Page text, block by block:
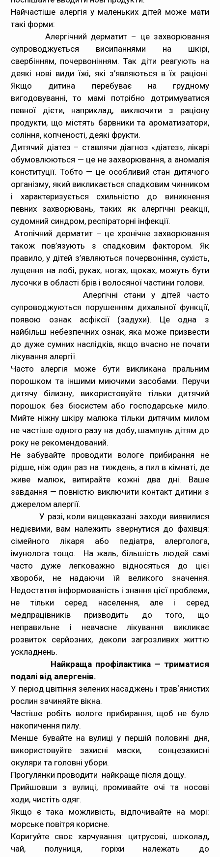
Найчастіше алергія у маленьких дітей може мати
такі форми:
Алергічний дерматит – це захворювання
супроводжується висипаннями на шкірі,
свербінням, почервонінням. Так діти реагують на
деякі нові види їжі, які з’являються в їх раціоні.
Якщо дитина перебуває на грудному
вигодовуванні, то мамі потрібно дотримуватися
певної дієти, наприклад, виключити з раціону
продукти, що містять барвники та ароматизатори,
соління, копченості, деякі фрукти.
Дитячий діатез – ставлячи діагноз «діатез», лікарі
обумовлюються — це не захворювання, а аномалія
конституції. Тобто — це особливий стан дитячого
організму, який викликається спадковим чинником
і характеризується схильністю до виникнення
певних захворювань, таких як алергічні реакції,
судомний синдром, респіраторні інфекції.
Атопічний дерматит– це хронічне захворювання
також пов’язують з спадковим фактором. Як
правило, у дітей з’являються почервоніння, сухість,
лущення на лобі, руках, ногах, щоках, можуть бути
лусочки в області брів і волосяної частини голови.
Алергічні стани у дітей часто
супроводжуються порушенням дихальної функції,
появою ознак асфіксії (задухи). Це одна з
найбільш небезпечних ознак, яка може призвести
до дуже сумних наслідків, якщо вчасно не почати
лікування алергії.
Часто алергія може бути викликана пральним
порошком та іншими миючими засобами. Перучи
дитячу білизну, використовуйте тільки дитячий
порошок без біосистем або господарське мило.
Мийте ніжну шкіру малюка тільки дитячим милом
не частіше одного разу на добу, шампунь дітям до
року не рекомендований.
Не забувайте проводити вологе прибирання не
рідше, ніж один раз на тиждень, а пил в кімнаті, де
живе малюк, витирайте кожні два дні. Ваше
завдання — повністю виключити контакт дитини з
джерелом алергії.
У разі, коли вищевказані заходи виявилися
недієвими, вам належить звернутися до фахівця:
сімейного лікаря або педіатра, алерголога,
імунолога тощо. На жаль, більшість людей самі
часто дуже легковажно відносяться до цієї
хвороби, не надаючи їй великого значення.
Недостатня інформованість і знання цієї проблеми,
не тільки серед населення, але і серед
медпрацівників призводить до того, що
неправильне і невчасне лікування викликає
розвиток серйозних, деколи загрозливих життю
ускладнень.
Найкраща профілактика — триматися
подалі від алергенів.
У період цвітіння зелених насаджень і трав‘янистих
рослин зачиняйте вікна.
Частіше робіть вологе прибирання, щоб не було
накопичення пилу.
Менше бувайте на вулиці у першій половині дня,
використовуйте захисні маски, сонцезахисні
окуляри та головні убори.
Прогулянки проводити найкраще після дощу.
Прийшовши з вулиці, промивайте очі та носові
ходи, чистіть одяг.
Якщо є така можливість, відпочивайте на морі:
морське повітря корисне.
Коригуйте своє харчування: цитрусові, шоколад,
чай, полуниця, горіхи належать до